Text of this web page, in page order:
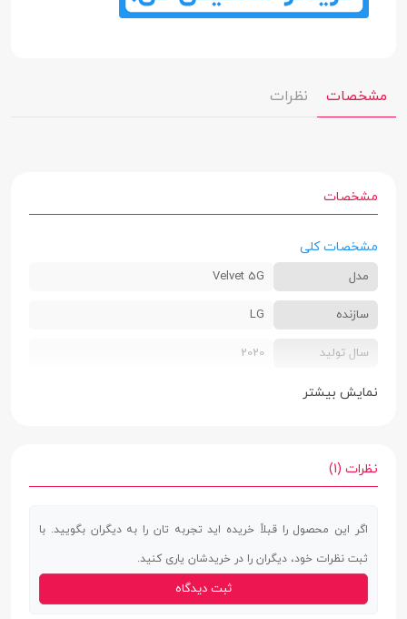
مشخصات نظرات
مشخصات
مشخصات کلی
مدل Velvet 5G
سازنده LG
سال تولید 2020
سایز سیم کارت
رنگ بندی
Gray) | سبز (Aurora Green) | نارنجی (Illusion
ابعاد 7.9 × 74.1 × 167.2 میلی‌متر
نمایش بیشتر
نظرات (1)
اگر این محصول را قبلاً خریده اید تجربه تان را به دیگران بگویید. با
ثبت نظرات خود، دیگران را در خریدشان یاری کنید.
ثبت دیدگاه